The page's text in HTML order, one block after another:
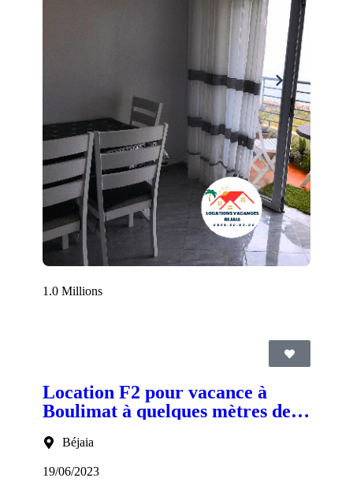
1.0 Millions
Location F2 pour vacance à
Boulimat à quelques mètres de la
Béjaia
19/06/2023